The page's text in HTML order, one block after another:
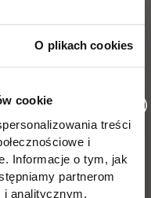
O plikach cookies
cookie
treści
i
Informacje o tym, jak
partnerom
analitycznym.
organizacji w
stopnia